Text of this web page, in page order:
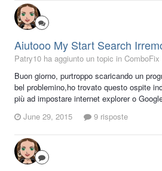
Aiutooo My Start Search
Patry10 ha aggiunto un topic in
Buon giorno, purtroppo scaricando un
bel problemino,ho trovato questo ospite
più ad impostare internet explorer o
June 29, 2015
9 risposte